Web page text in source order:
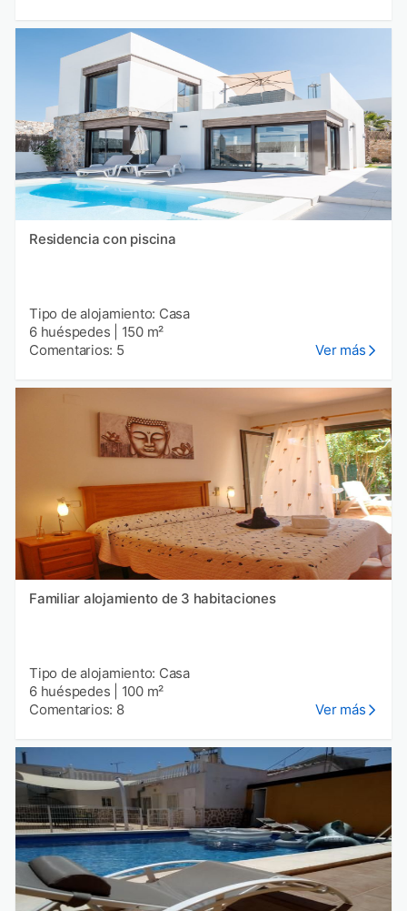
Residencia con piscina
Tipo de alojamiento: Casa
6 huéspedes
150 m²
Comentarios: 5
Ver más
Familiar alojamiento de 3 habitaciones
Tipo de alojamiento: Casa
6 huéspedes
100 m²
Comentarios: 8
Ver más